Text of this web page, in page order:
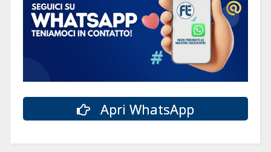
Apri WhatsApp